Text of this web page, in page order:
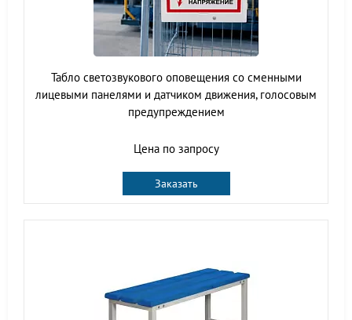
Табло светозвукового оповещения со сменными
лицевыми панелями и датчиком движения, голосовым
предупреждением
Цена по запросу
Заказать